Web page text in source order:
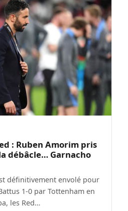
: Ruben Amorim pris
débâcle… Garnacho
définitivement envolé pour
1-0 par Tottenham en
les Red…